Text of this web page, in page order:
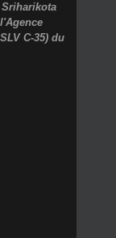
C-35) du